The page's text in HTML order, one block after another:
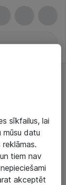
sīkfailus, lai
datu
tiem nav
akceptēt